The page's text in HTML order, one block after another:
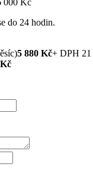
do 24 hodin.
5 880 Kč+ DPH 21
Kč